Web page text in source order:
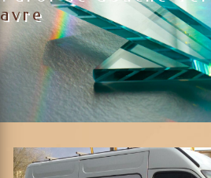
avre